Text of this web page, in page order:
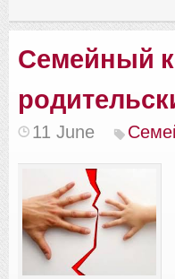
Семейный
11 June